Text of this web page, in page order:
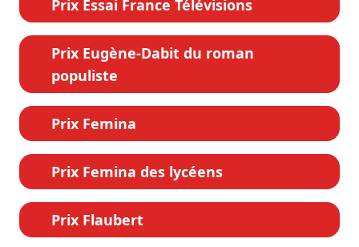
Prix Essai France Télévisions
Prix Eugène-Dabit du roman
populiste
Prix Femina
Prix Femina des lycéens
Prix Flaubert